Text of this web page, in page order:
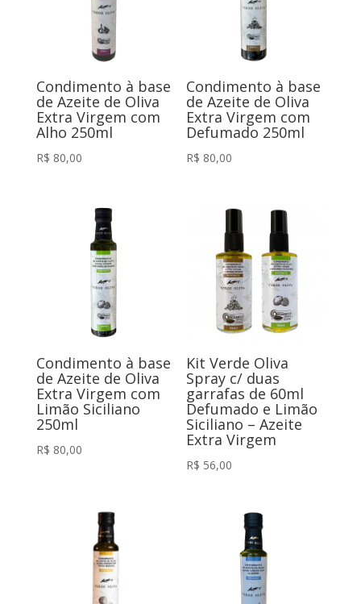
Condimento à base
de Azeite de Oliva
Extra Virgem com
Alho 250ml
R$ 80,00
Condimento à base
de Azeite de Oliva
Extra Virgem com
Defumado 250ml
R$ 80,00
Condimento à base
de Azeite de Oliva
Extra Virgem com
Limão Siciliano
250ml
R$ 80,00
Kit Verde Oliva
Spray c/ duas
garrafas de 60ml
Defumado e Limão
Siciliano – Azeite
Extra Virgem
R$ 56,00